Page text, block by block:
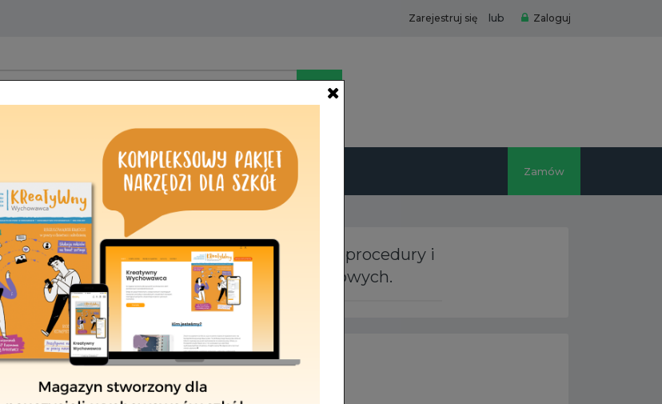
Zarejestruj się lub Zaloguj
Zamów
Rozwój zawodowy nauczycieli, ocena pracy, procedury i
regulaminy w sytuacjach trudnych i kryzysowych.